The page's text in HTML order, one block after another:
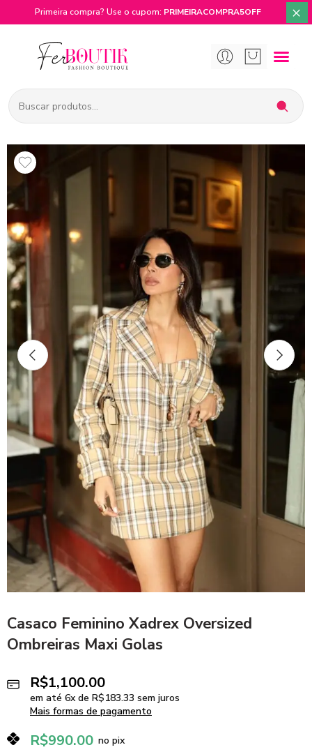
Primeira compra? Use o cupom: PRIMEIRACOMPRA5OFF ×
Casaco Feminino Xadrex Oversized
Ombreiras Maxi Golas
R$1,100.00
em até 6x de R$183.33 sem juros
Mais formas de pagamento
R$990.00 no pix